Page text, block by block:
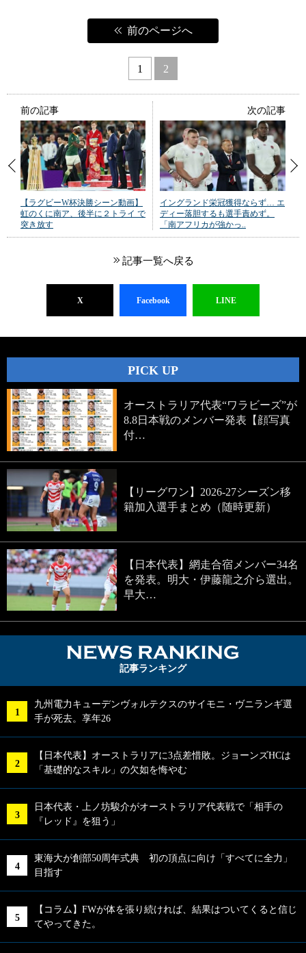
前のページへ
1 2
前の記事
【ラグビーW杯決勝シーン動画】
虹のくに南ア、後半に２トライ で
突き放す
次の記事
イングランド栄冠獲得ならず… エ
ディー落胆するも選手責めず。
「南アフリカが強かっ..
記事一覧へ戻る
X Facebook LINE
PICK UP
オーストラリア代表“ワラビーズ”が
8.8日本戦のメンバー発表【顔写真
付…
【リーグワン】2026-27シーズン移
籍加入選手まとめ（随時更新）
【日本代表】網走合宿メンバー34名
を発表。明大・伊藤龍之介ら選出。
早大…
記事ランキング
九州電力キューデンヴォルテクスのサイモニ・ヴニランギ選
手が死去。享年26
【日本代表】オーストラリアに3点差惜敗。ジョーンズHCは
「基礎的なスキル」の欠如を悔やむ
日本代表・上ノ坊駿介がオーストラリア代表戦で「相手の
『レッド』を狙う」
東海大が創部50周年式典 初の頂点に向け「すべてに全力」
目指す
【コラム】FWが体を張り続ければ、結果はついてくると信じ
てやってきた。